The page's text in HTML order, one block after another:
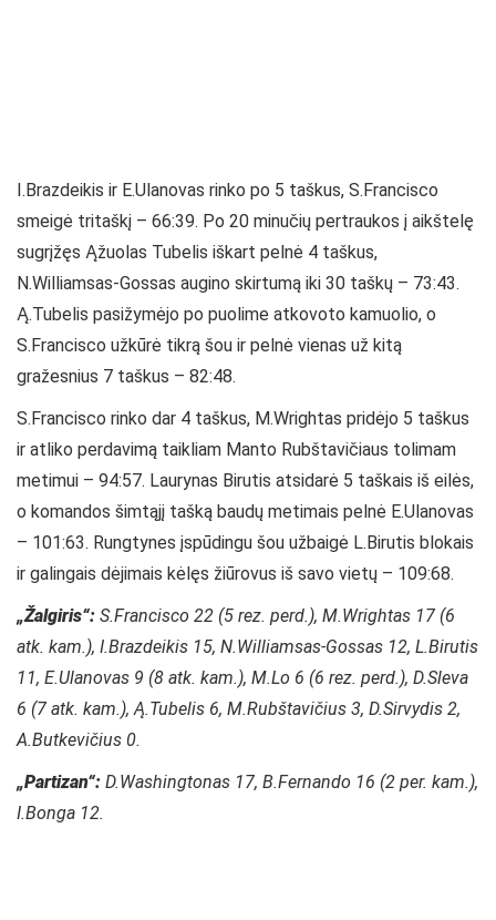
I.Brazdeikis ir E.Ulanovas rinko po 5 taškus, S.Francisco
smeigė tritaškį – 66:39. Po 20 minučių pertraukos į aikštelę
sugrįžęs Ąžuolas Tubelis iškart pelnė 4 taškus,
N.Williamsas-Gossas augino skirtumą iki 30 taškų – 73:43.
Ą.Tubelis pasižymėjo po puolime atkovoto kamuolio, o
S.Francisco užkūrė tikrą šou ir pelnė vienas už kitą
gražesnius 7 taškus – 82:48.
S.Francisco rinko dar 4 taškus, M.Wrightas pridėjo 5 taškus
ir atliko perdavimą taikliam Manto Rubštavičiaus tolimam
metimui – 94:57. Laurynas Birutis atsidarė 5 taškais iš eilės,
o komandos šimtąjį tašką baudų metimais pelnė E.Ulanovas
– 101:63. Rungtynes įspūdingu šou užbaigė L.Birutis blokais
ir galingais dėjimais kėlęs žiūrovus iš savo vietų – 109:68.
„Žalgiris“: S.Francisco 22 (5 rez. perd.), M.Wrightas 17 (6
atk. kam.), I.Brazdeikis 15, N.Williamsas-Gossas 12, L.Birutis
11, E.Ulanovas 9 (8 atk. kam.), M.Lo 6 (6 rez. perd.), D.Sleva
6 (7 atk. kam.), Ą.Tubelis 6, M.Rubštavičius 3, D.Sirvydis 2,
A.Butkevičius 0.
„Partizan“: D.Washingtonas 17, B.Fernando 16 (2 per. kam.),
I.Bonga 12.